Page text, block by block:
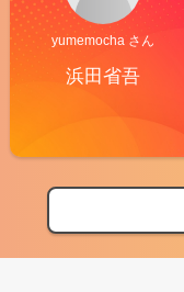
yumemocha さん
浜田省吾